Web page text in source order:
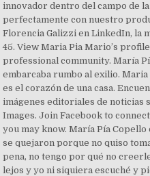
innovador dentro del campo de
perfectamente con nuestro
Florencia Galizzi en LinkedIn, la
45. View Maria Pia Mario’s
professional community. María
embarcaba rumbo al exilio. Maria
es el corazón de una casa.
imágenes editoriales de noticias
Images. Join Facebook to
you may know. María Pía
se quejaron porque no quiso
pena, no tengo por qué no
lejos y yo ni siquiera escuché y